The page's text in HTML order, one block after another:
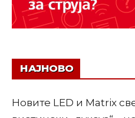
НАЈНОВО
Новите LED и Matrix